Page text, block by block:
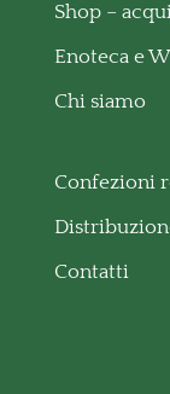
Shop –
Enoteca e
Chi siamo
Confezioni
Contatti